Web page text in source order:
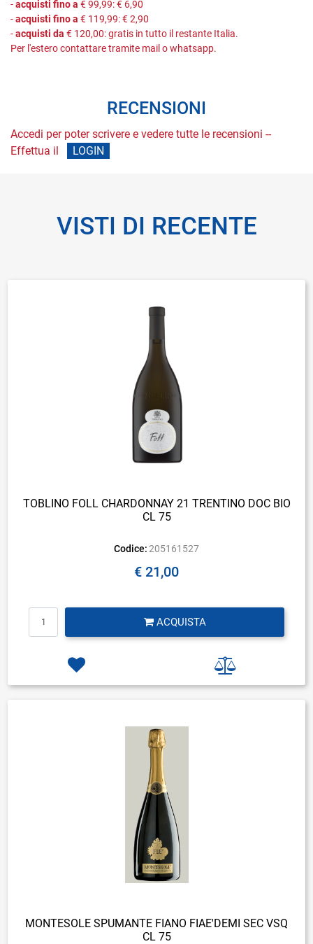
-acquisti fino a € 99,99: € 6,90
-acquisti fino a € 119,99: € 2,90
-acquisti da € 120,00: gratis in tutto il restante Italia.
Per l'estero contattare tramite mail o whatsapp.
RECENSIONI
Accedi per poter scrivere e vedere tutte le recensioni --
Effettua il
LOGIN
VISTI DI RECENTE
TOBLINO FOLL CHARDONNAY 21 TRENTINO DOC BIO
CL 75
Codice: 205161527
€ 21,00
ACQUISTA
MONTESOLE SPUMANTE FIANO FIAE'DEMI SEC VSQ
CL 75